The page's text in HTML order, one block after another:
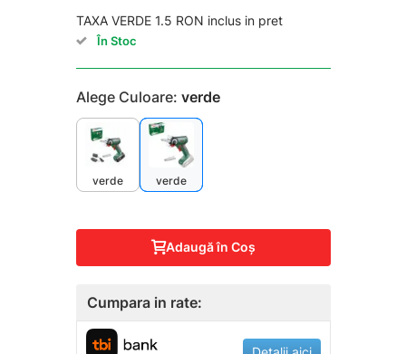
TAXA VERDE 1.5 RON inclus in pret
În Stoc
Alege Culoare: verde
verde verde
Adaugă în Coş
Cumpara in rate: